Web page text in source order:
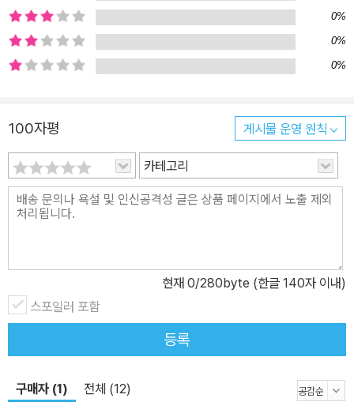
뭐야?” “너 좌우명이 뭐야?” 하며 만나는 사람마다 인사처럼 물었다.
이토록 우리는 우리 정신을 단 한 문장만으로도 무장하며 다짐하며
하루를 살았다. 어쩌면 삶에는 많은 문장이 필요 없다. 단지 우리 인생
의 나침반이 되어줄 단 한 문장이 필요할 뿐이다. 우리는 우리 인생을
쓴다, 그들의 인생을 따라 산다 이 책의 저자 역시 그것을 경험하고 명
문장, 명언을 따라 썼고, 놀랍게도 인생이 바뀌었다. 극심한 우울함에
빠져 살다가 단 한 문장으로 자신을 찾고 일어섰다. 위대한 이들의 격
언에는 단순하지만 커다란 힘이 있다. 이 책은 저자가 힘을 얻었던 위
인들의 100가지 말을 독자들과도 공유하기 위해 모은 필사책이다.
정하여 필사하며 감상할 수 있도록 했다. 위대한 화가들의 그림은 보
기만 해도 기분이 좋을 뿐더러, 찬찬히 감상하면 격언과 더불어 깊은
사유를 더할 수 있다. 사소하다고 생각하면 사소하다. 그러나 위대하
다고 생각하면 위대해진다. 《나의 하루는 내가 만든다》는 간편하게
나의 생각은 현실이 된다 영화 〈월터의 상상은 현실이 된다〉를 본 적
0%
0%
0%
100자평 게시물 운영 원칙
카테고리
현재 0/280byte (한글 140자 이내)
스포일러 포함
등록
구매자 (1) 전체 (12)